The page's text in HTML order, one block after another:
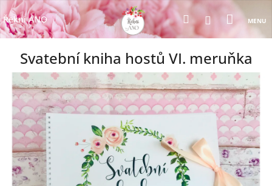
Přejít
na
obsah
Řekni ANO HledatPřihlášení
košík
Svatební kniha hostů VI. meruňka